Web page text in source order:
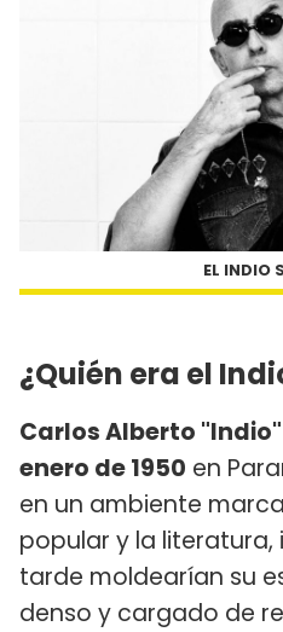
EL INDIO
¿Quién era el
Carlos Alberto
enero de 1950 en
en un ambiente
popular y la literatura,
tarde moldearían su
denso y cargado de